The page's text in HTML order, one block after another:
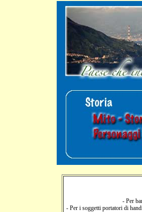
- Per
- Per i soggetti portatori di